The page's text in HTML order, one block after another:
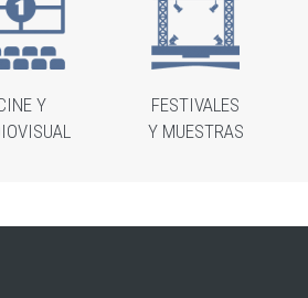
Y
FESTIVALES
Y MUESTRAS